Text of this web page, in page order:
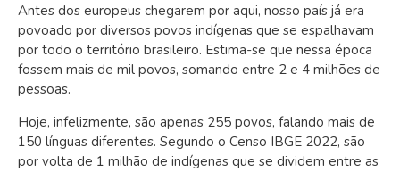
Antes dos europeus chegarem por aqui, nosso país já era
povoado por diversos povos indígenas que se espalhavam
por todo o território brasileiro. Estima-se que nessa época
fossem mais de mil povos, somando entre 2 e 4 milhões de
pessoas.
Hoje, infelizmente, são apenas 255 povos, falando mais de
150 línguas diferentes. Segundo o Censo IBGE 2022, são
por volta de 1 milhão de indígenas que se dividem entre as